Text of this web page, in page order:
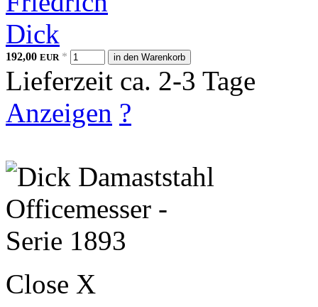
192,00 EUR * in den Warenkorb
Lieferzeit ca. 2-3 Tage
Anzeigen ?
Close X